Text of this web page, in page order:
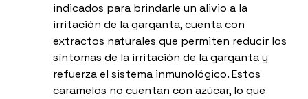
indicados para brindarle un alivio a la
irritación de la garganta, cuenta con
extractos naturales que permiten reducir los
síntomas de la irritación de la garganta y
refuerza el sistema inmunológico. Estos
caramelos no cuentan con azúcar, lo que